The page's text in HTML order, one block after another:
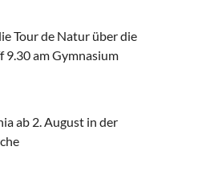
Tour de Natur über die
9.30 am Gymnasium
ab 2. August in der